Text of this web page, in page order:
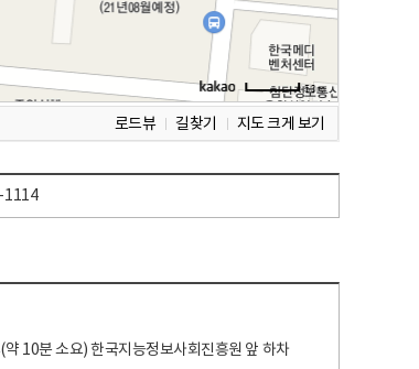
로드뷰 길찾기 지도 크게 보기
1114
10분 소요) 한국지능정보사회진흥원 앞 하차